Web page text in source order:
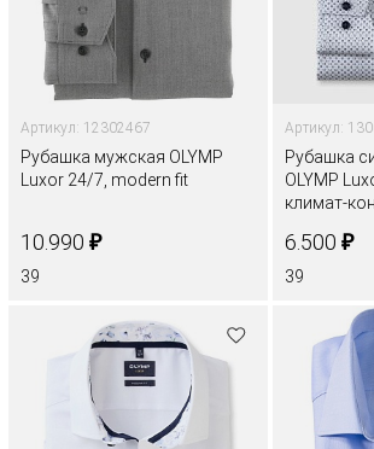
Артикул: 12302467
Рубашка мужская OLYMP
Luxor 24/7, modern fit
10.990 ₽
39
Артикул:
Рубашка
OLYMP
климат-
6.500 ₽
39